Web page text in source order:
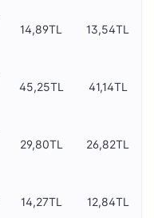
14,89TL 13,54TL
45,25TL 41,14TL
29,80TL 26,82TL
14,27TL 12,84TL